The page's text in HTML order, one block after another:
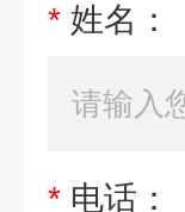
* 姓名：
* 电话：